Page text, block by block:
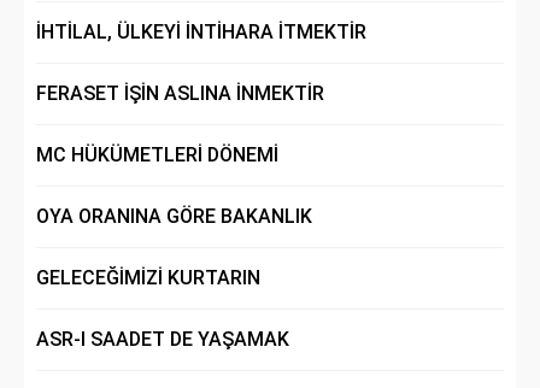
İHTİLAL, ÜLKEYİ İNTİHARA İTMEKTİR
FERASET İŞİN ASLINA İNMEKTİR
MC HÜKÜMETLERİ DÖNEMİ
OYA ORANINA GÖRE BAKANLIK
GELECEĞİMİZİ KURTARIN
ASR-I SAADET DE YAŞAMAK